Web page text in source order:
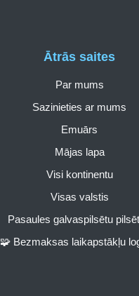
Ātrās saites
Par mums
Sazinieties ar mums
Emuārs
Mājas lapa
Visi kontinentu
Visas valstis
Pasaules galvaspilsētu
🧩 Bezmaksas laikapstākļu